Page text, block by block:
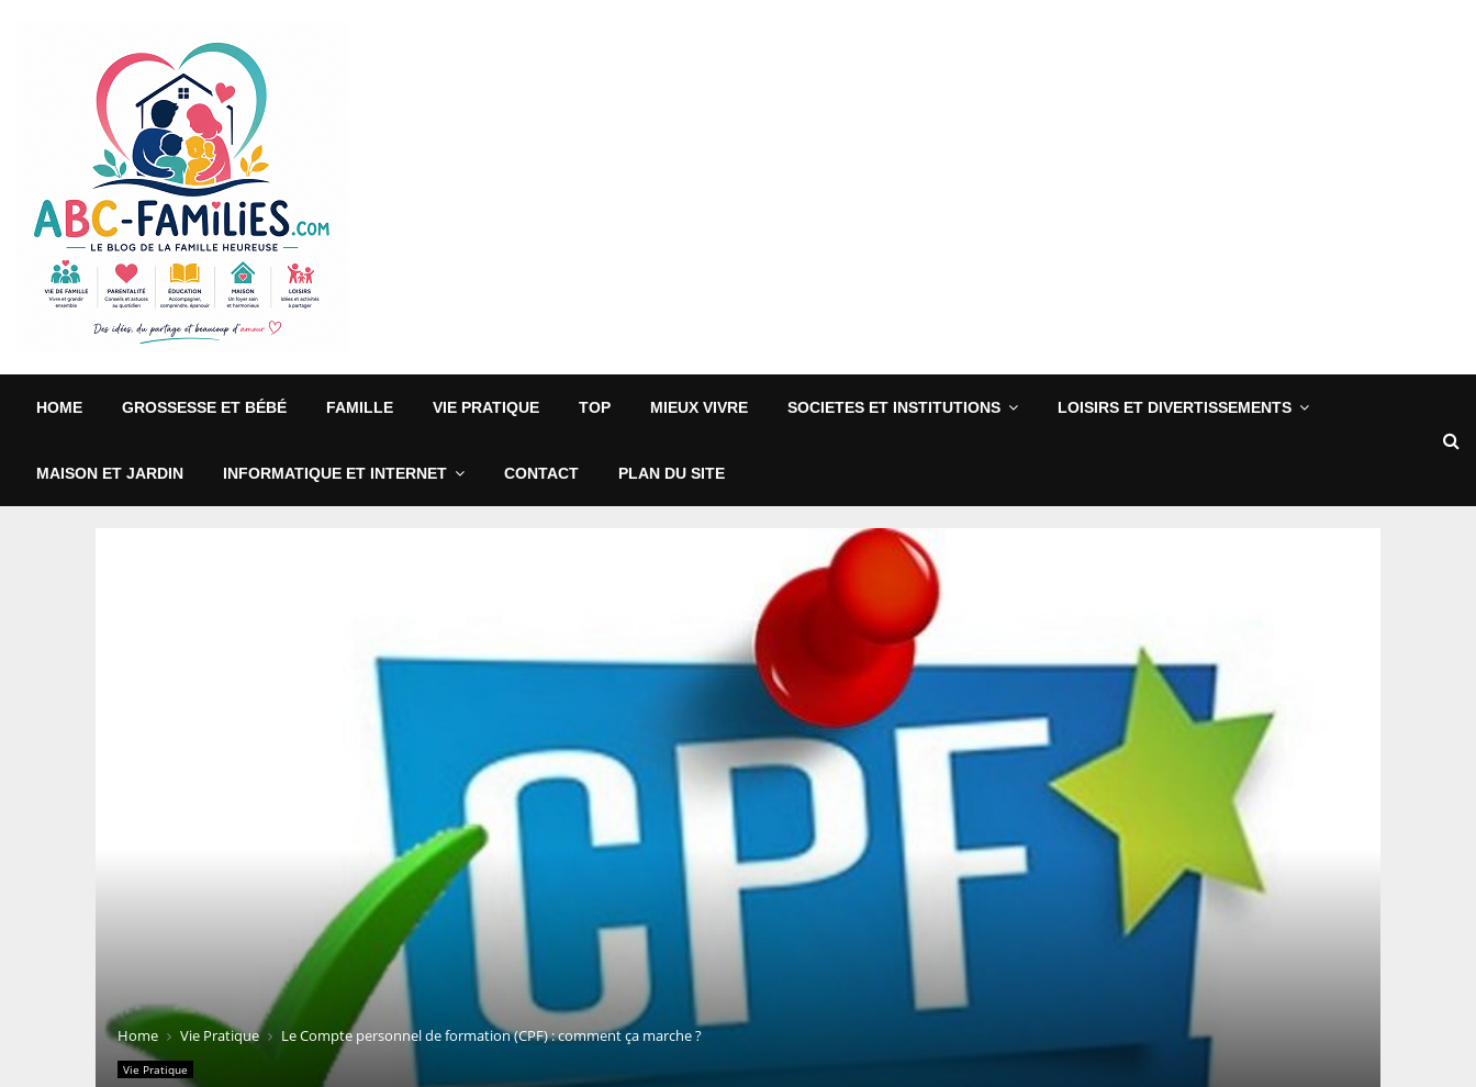
HOME GROSSESSE ET BÉBÉ FAMILLE VIE PRATIQUE TOP MIEUX VIVRE SOCIETES ET INSTITUTIONS LOISIRS ET DIVERTISSEMENTS
MAISON ET JARDIN INFORMATIQUE ET INTERNET CONTACT PLAN DU SITE
Home Vie Pratique Le Compte personnel de formation (CPF) : comment ça marche ?
Vie Pratique